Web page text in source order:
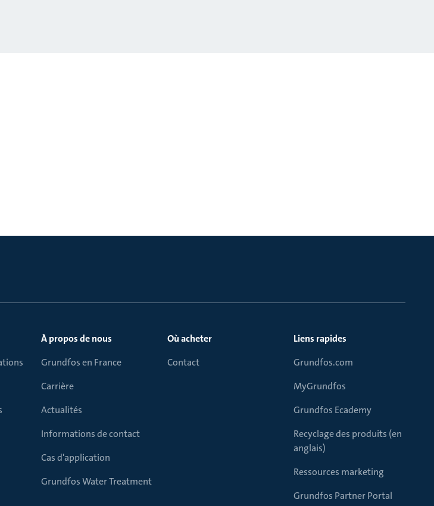
À propos de nous
Grundfos en France
Carrière
Actualités
Informations de contact
Cas d'application
Grundfos Water Treatment
Où acheter
Contact
Liens rapides
Grundfos.com
MyGrundfos
Grundfos Ecademy
Recyclage des produits (en
anglais)
Ressources marketing
Grundfos Partner Portal